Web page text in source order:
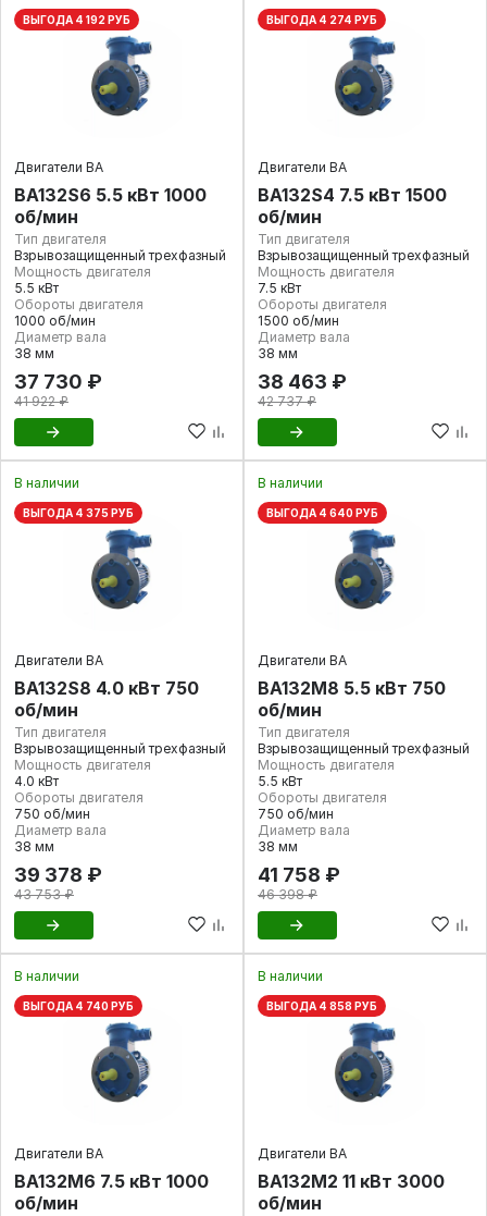
ВЫГОДА 4 192 РУБ
Двигатели ВА
ВА132S6 5.5 кВт 1000
об/мин
Тип двигателя
Взрывозащищенный трехфазный
Мощность двигателя
5.5 кВт
Обороты двигателя
1000 об/мин
Диаметр вала
38 мм
37 730 ₽
41 922 ₽
ВЫГОДА 4 274 РУБ
Двигатели ВА
ВА132S4 7.5 кВт 1500
об/мин
Тип двигателя
Взрывозащищенный трехфазный
Мощность двигателя
7.5 кВт
Обороты двигателя
1500 об/мин
Диаметр вала
38 мм
38 463 ₽
42 737 ₽
В наличии
ВЫГОДА 4 375 РУБ
Двигатели ВА
ВА132S8 4.0 кВт 750
об/мин
Тип двигателя
Взрывозащищенный трехфазный
Мощность двигателя
4.0 кВт
Обороты двигателя
750 об/мин
Диаметр вала
38 мм
39 378 ₽
43 753 ₽
В наличии
ВЫГОДА 4 640 РУБ
Двигатели ВА
ВА132М8 5.5 кВт 750
об/мин
Тип двигателя
Взрывозащищенный трехфазный
Мощность двигателя
5.5 кВт
Обороты двигателя
750 об/мин
Диаметр вала
38 мм
41 758 ₽
46 398 ₽
В наличии
ВЫГОДА 4 740 РУБ
Двигатели ВА
ВА132М6 7.5 кВт 1000
об/мин
В наличии
ВЫГОДА 4 858 РУБ
Двигатели ВА
ВА132М2 11 кВт 3000
об/мин